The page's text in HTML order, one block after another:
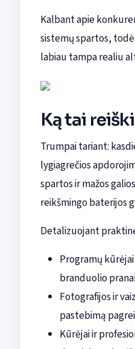
Kalbant apie
sistemų spartos,
labiau tampa realiu
Ką tai
Trumpai tariant:
lygiagrečios
spartos ir mažos
reikšmingo baterijos
Detalizuojant
Programų
branduolio
Fotografijos ir
pastebimą
Kūrėjai ir